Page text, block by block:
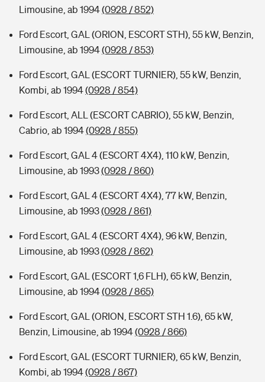
Limousine, ab 1994(0928 / 852)
Ford Escort, GAL (ORION, ESCORT STH), 55 kW, Benzin,
Limousine, ab 1994(0928 / 853)
Ford Escort, GAL (ESCORT TURNIER), 55 kW, Benzin,
Kombi, ab 1994(0928 / 854)
Ford Escort, ALL (ESCORT CABRIO), 55 kW, Benzin,
Cabrio, ab 1994(0928 / 855)
Ford Escort, GAL 4 (ESCORT 4X4), 110 kW, Benzin,
Limousine, ab 1993(0928 / 860)
Ford Escort, GAL 4 (ESCORT 4X4), 77 kW, Benzin,
Limousine, ab 1993(0928 / 861)
Ford Escort, GAL 4 (ESCORT 4X4), 96 kW, Benzin,
Limousine, ab 1993(0928 / 862)
Ford Escort, GAL (ESCORT 1,6 FLH), 65 kW, Benzin,
Limousine, ab 1994(0928 / 865)
Ford Escort, GAL (ORION, ESCORT STH 1.6), 65 kW,
Benzin, Limousine, ab 1994(0928 / 866)
Ford Escort, GAL (ESCORT TURNIER), 65 kW, Benzin,
Kombi, ab 1994(0928 / 867)